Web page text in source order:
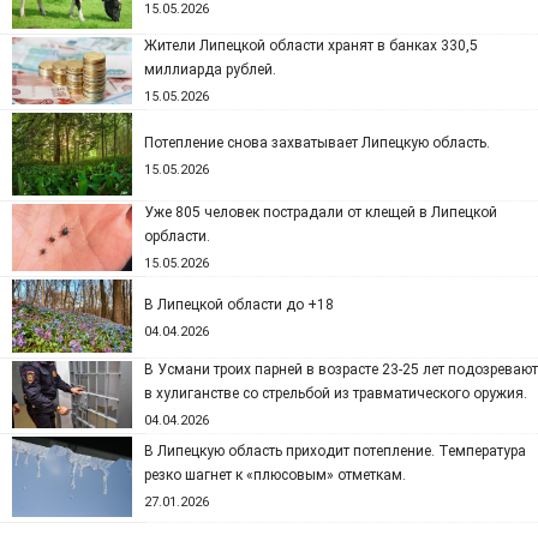
15.05.2026
Жители Липецкой области хранят в банках 330,5
миллиарда рублей.
15.05.2026
Потепление снова захватывает Липецкую область.
15.05.2026
Уже 805 человек пострадали от клещей в Липецкой
орбласти.
15.05.2026
В Липецкой области до +18
04.04.2026
В Усмани троих парней в возрасте 23-25 лет подозревают
в хулиганстве со стрельбой из травматического оружия.
04.04.2026
В Липецкую область приходит потепление. Температура
резко шагнет к «плюсовым» отметкам.
27.01.2026